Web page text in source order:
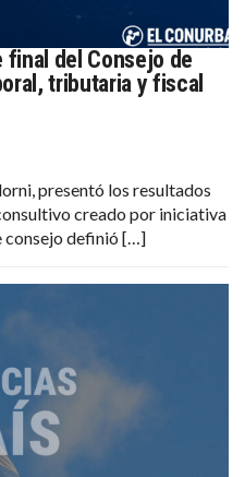
del Consejo de
tributaria y fiscal
presentó los resultados
creado por iniciativa
consejo definió […]